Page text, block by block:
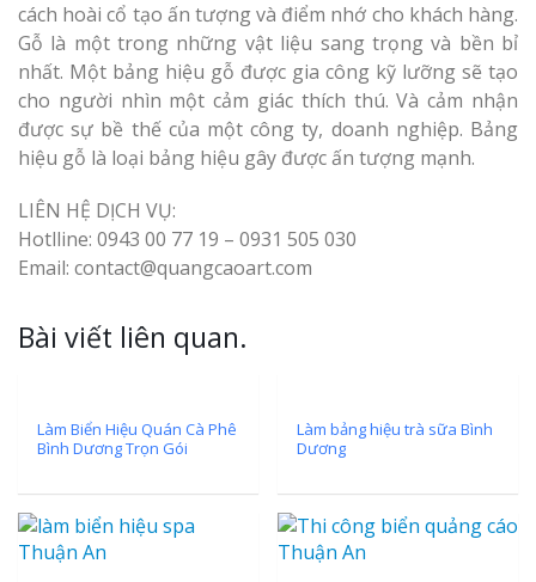
cách hoài cổ tạo ấn tượng và điểm nhớ cho khách hàng.
Gỗ là một trong những vật liệu sang trọng và bền bỉ
nhất. Một bảng hiệu gỗ được gia công kỹ lưỡng sẽ tạo
cho người nhìn một cảm giác thích thú. Và cảm nhận
được sự bề thế của một công ty, doanh nghiệp. Bảng
hiệu gỗ là loại bảng hiệu gây được ấn tượng mạnh.
LIÊN HỆ DỊCH VỤ:
Hotlline: 0943 00 77 19 – 0931 505 030
Email: contact@quangcaoart.com
Bài viết liên quan.
Làm Biển Hiệu Quán Cà Phê
Bình Dương Trọn Gói
Làm bảng hiệu trà sữa Bình
Dương